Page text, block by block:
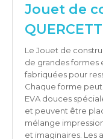
Jouet de
Le Jouet de
de grandes formes
fabriquées pour
Chaque forme
EVA douces
et peuvent être
mélange
et imaginaires. Les